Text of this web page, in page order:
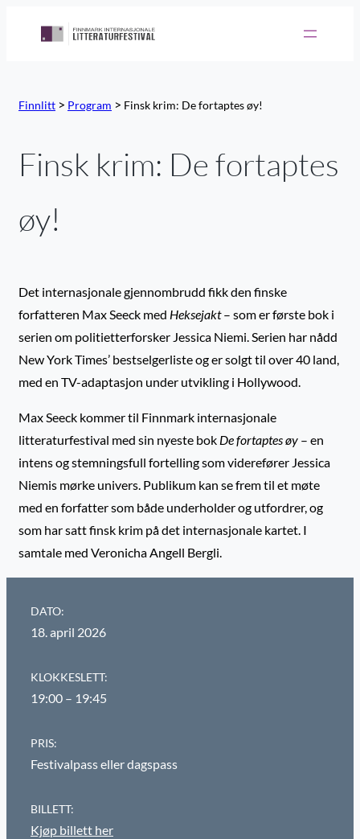
Finnlitt > Program > Finsk krim: De fortaptes øy!
Finsk krim: De fortaptes
øy!
Det internasjonale gjennombrudd fikk den finske
forfatteren Max Seeck med Heksejakt– som er første bok i
serien om politietterforsker Jessica Niemi. Serien har nådd
New York Times’ bestselgerliste og er solgt til over 40 land,
med en TV-adaptasjon under utvikling i Hollywood.
Max Seeck kommer til Finnmark internasjonale
litteraturfestival med sin nyeste bok De fortaptes øy – en
intens og stemningsfull fortelling som viderefører Jessica
Niemis mørke univers. Publikum kan se frem til et møte
med en forfatter som både underholder og utfordrer, og
som har satt finsk krim på det internasjonale kartet. I
samtale med Veronicha Angell Bergli.
DATO:
18. april 2026
KLOKKESLETT:
19:00 – 19:45
PRIS:
Festivalpass eller dagspass
BILLETT:
Kjøp billett her